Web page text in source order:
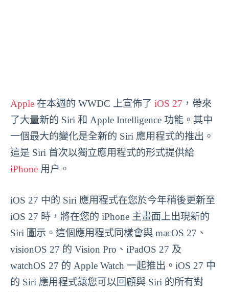
Apple 在本週的 WWDC 上宣佈了 iOS 27 ，帶來
了大量新的 Siri 和 Apple Intelligence 功能。其中
一個最大的變化是全新的 Siri 應用程式的推出。
這是 Siri 首次以獨立應用程式的形式提供給
iPhone 用户。
iOS 27 中的 Siri 應用程式在您於今年稍後更新至
iOS 27 時，將在您的 iPhone 主畫面上出現新的
Siri 圖示。這個應用程式同樣會與 macOS 27、
visionOS 27 的 Vision Pro、iPadOS 27 及
watchOS 27 的 Apple Watch 一起推出。iOS 27 中
的 Siri 應用程式讓您可以回顧與 Siri 的所有對